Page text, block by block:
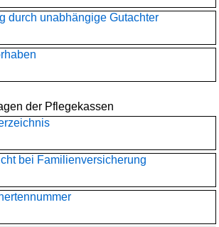
durch unabhängige Gutachter
der Pflegekassen
bei Familienversicherung